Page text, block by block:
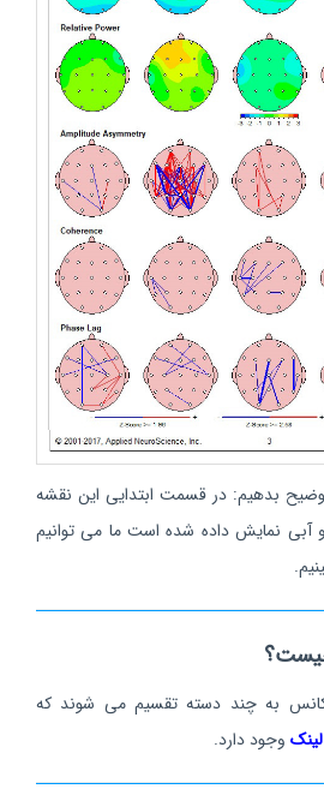
توضیح بدهیم: در قسمت ابتدایی این نقشه
آبی نمایش داده شده است ما می توانیم
به چند دسته تقسیم می شوند که
وجود دارد.